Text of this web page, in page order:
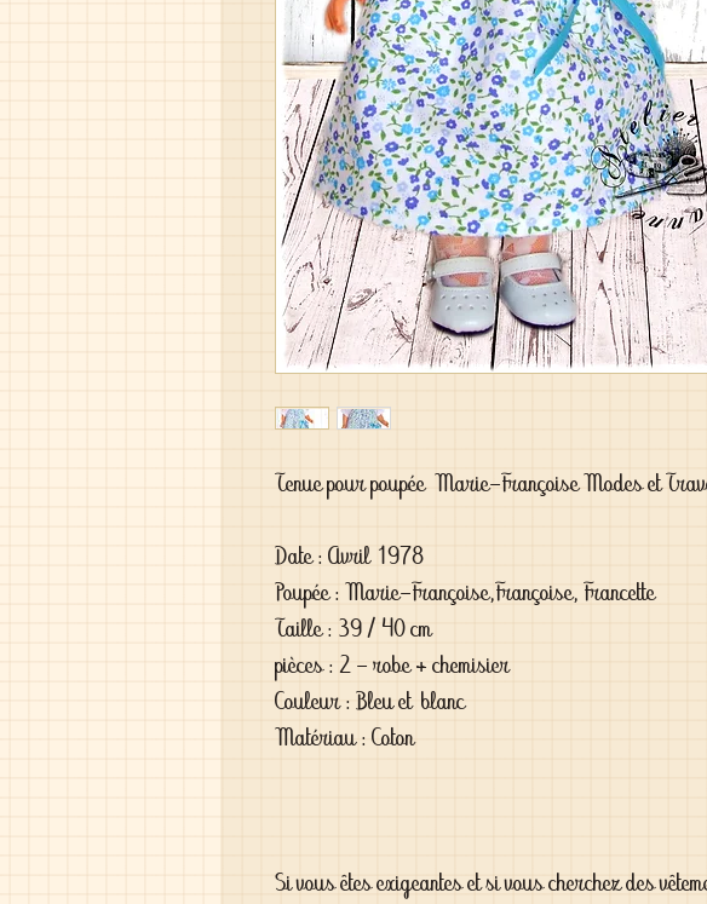
Tenue pour poupée Marie-Françoise Modes et
Date : Avril 1978
Poupée : Marie-Françoise,Françoise, Francette
Taille : 39 / 40 cm
pièces : 2 - robe + chemisier
Couleur : Bleu et blanc
Matériau : Coton
Si vous êtes exigeantes et si vous cherchez des